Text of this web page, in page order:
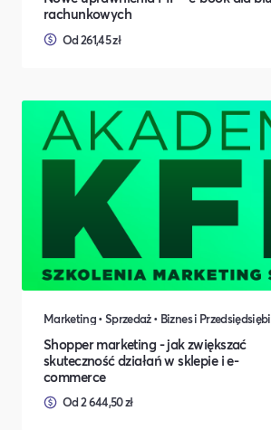
rachunkowych
Od 261,45 zł
Shopper marketing - jak zwiększać
skuteczność działań w sklepie i e-
commerce
Od 2 644,50 zł